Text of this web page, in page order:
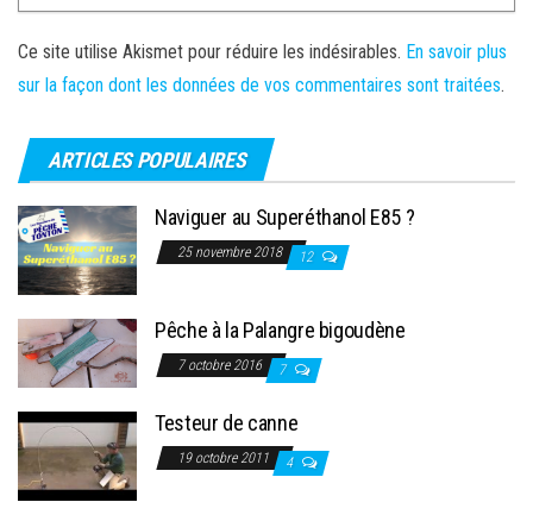
Ce site utilise Akismet pour réduire les indésirables. En savoir plus
sur la façon dont les données de vos commentaires sont traitées.
ARTICLES POPULAIRES
Naviguer au Superéthanol E85 ?
25 novembre 2018 12
Pêche à la Palangre bigoudène
7 octobre 2016 7
Testeur de canne
19 octobre 2011 4